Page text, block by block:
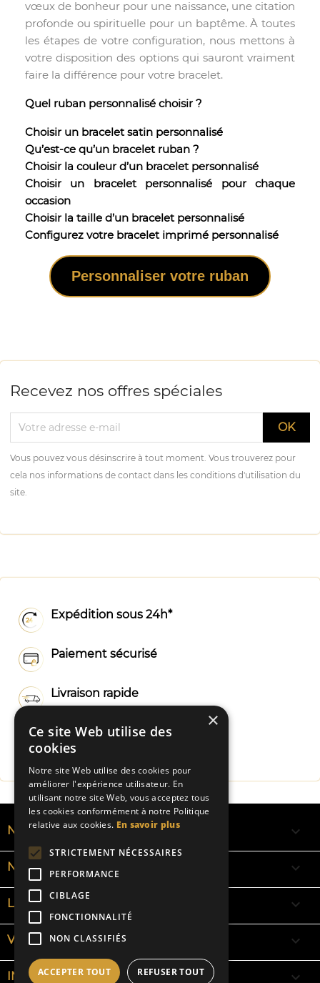
vœux de bonheur pour une naissance, une citation
profonde ou spirituelle pour un baptême. À toutes
les étapes de votre configuration, nous mettons à
votre disposition des options qui sauront vraiment
faire la différence pour votre bracelet.
Quel ruban personnalisé choisir ?
Choisir un bracelet satin personnalisé
Qu’est-ce qu’un bracelet ruban ?
Choisir la couleur d’un bracelet personnalisé
Choisir un bracelet personnalisé pour chaque
occasion
Choisir la taille d’un bracelet personnalisé
Configurez votre bracelet imprimé personnalisé
Personnaliser votre ruban
Recevez nos offres spéciales
Vous pouvez vous désinscrire à tout moment. Vous trouverez pour
cela nos informations de contact dans les conditions d'utilisation du
site.
Expédition sous 24h*
Paiement sécurisé
Livraison rapide
Fabrication Française
NOS RUBANS 
NOS BRACELETS 
LA SIGNIFICATION DES COULEURS 
VOTRE COMPTE 
INFORMATIONS keyboard_arrow_down
×
Ce site Web utilise des
cookies
Notre site Web utilise des cookies pour
améliorer l'expérience utilisateur. En
utilisant notre site Web, vous acceptez tous
les cookies conformément à notre Politique
relative aux cookies. En savoir plus
STRICTEMENT NÉCESSAIRES
PERFORMANCE
CIBLAGE
FONCTIONNALITÉ
NON CLASSIFIÉS
ACCEPTER TOUT REFUSER TOUT